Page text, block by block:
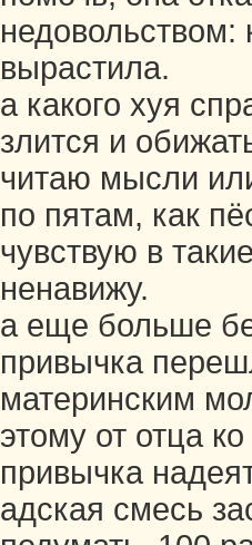
недовольством:
вырастила.
а какого хуя
злится и
читаю мысли
по пятам, как
чувствую в
ненавижу.
а еще больше
привычка
материнским
этому от отца
привычка
адская смесь